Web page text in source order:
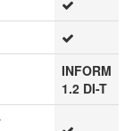
INFORM
1.2 DI-T